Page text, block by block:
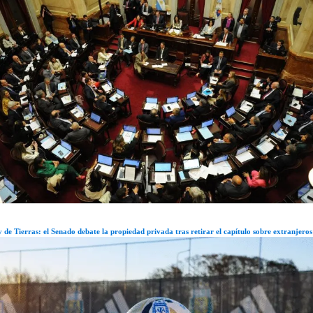
de Tierras: el Senado debate la propiedad privada tras retirar el capítulo sobre extranjeros